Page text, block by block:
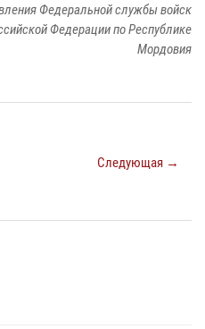
Федеральной службы войск
Федерации по Республике
Мордовия
Следующая →